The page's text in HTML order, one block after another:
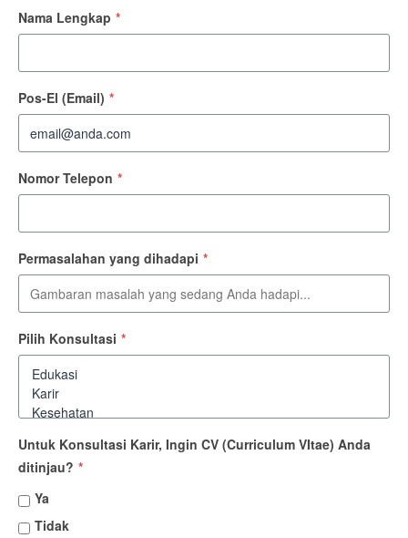
Nama Lengkap *
Pos-El (Email) *
Nomor Telepon *
Permasalahan yang dihadapi *
Pilih Konsultasi *
Untuk Konsultasi Karir, Ingin CV (Curriculum VItae) Anda
ditinjau? *
Ya
Tidak